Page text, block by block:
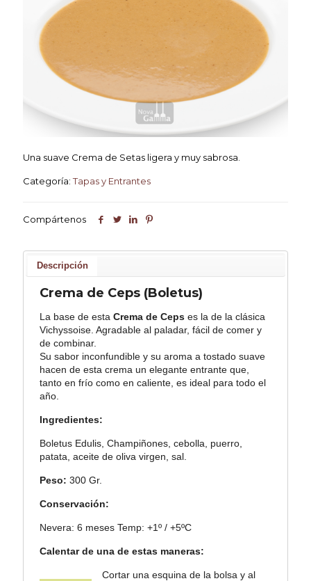
Una suave Crema de Setas ligera y muy sabrosa.
Categoría:Tapas y Entrantes
Compártenos
Descripción
Crema de Ceps (Boletus)
La base de esta Crema de Cepses la de la clásica
Vichyssoise. Agradable al paladar, fácil de comer y
de combinar.
Su sabor inconfundible y su aroma a tostado suave
hacen de esta crema un elegante entrante que,
tanto en frío como en caliente, es ideal para todo el
año.
Ingredientes:
Boletus Edulis, Champiñones, cebolla, puerro,
patata, aceite de oliva virgen, sal.
Peso: 300 Gr.
Conservación:
Nevera: 6 meses Temp: +1º / +5ºC
Calentar de una de estas maneras:
Cortar una esquina de la bolsa y al